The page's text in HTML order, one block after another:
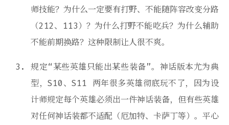
师技能？为什么一定要有打野、不能随阵容改变分路
（212、113）？为什么打野不能吃兵？为什么辅助
不能前期换路？这种限制让人很不爽。
规定“某些英雄只能出某些装备”。神话版本尤为典
型，S10、S11 两年很多英雄彻底玩不了，因为设
计师规定每个英雄必须出一件神话装备，但有些英雄
对任何神话装都不适配（厄加特、卡萨丁等）。平心